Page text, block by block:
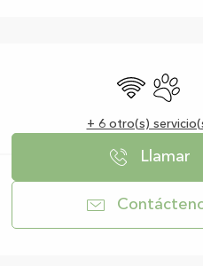
Horarios
Wifi Se
+ 6 otro(s)
Llamar